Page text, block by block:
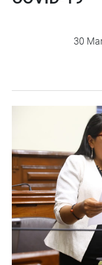
30